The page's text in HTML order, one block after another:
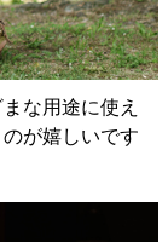
な用途に使え
が嬉しいです